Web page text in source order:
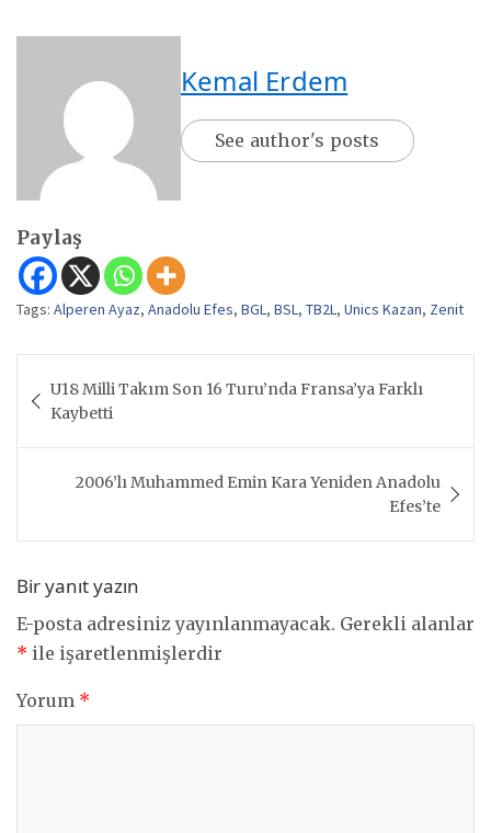
Kemal Erdem
See author's posts
Paylaş
Tags: Alperen Ayaz, Anadolu Efes, BGL, BSL, TB2L, Unics Kazan, Zenit
gezinmesi
U18 Milli Takım Son 16 Turu’nda Fransa’ya Farklı
Kaybetti
2006’lı Muhammed Emin Kara Yeniden Anadolu
Efes’te
Bir yanıt yazın
E-posta adresiniz yayınlanmayacak. Gerekli alanlar
* ile işaretlenmişlerdir
Yorum *